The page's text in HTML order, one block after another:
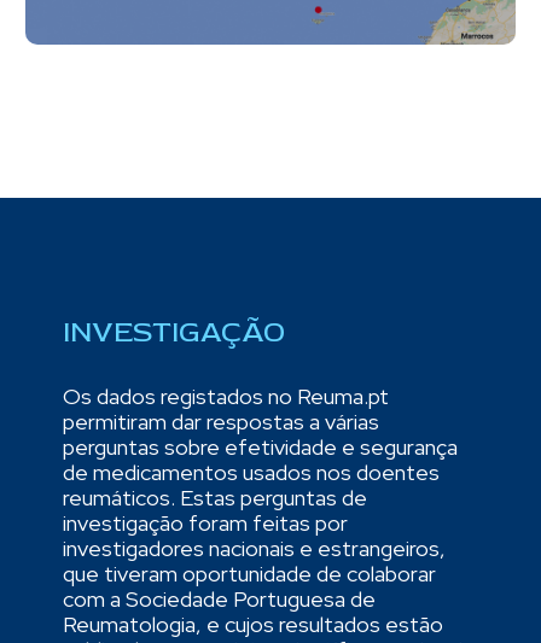
INVESTIGAÇÃO
Os dados registados no Reuma.pt
permitiram dar respostas a várias
perguntas sobre efetividade e segurança
de medicamentos usados nos doentes
reumáticos. Estas perguntas de
investigação foram feitas por
investigadores nacionais e estrangeiros,
que tiveram oportunidade de colaborar
com a Sociedade Portuguesa de
Reumatologia, e cujos resultados estão